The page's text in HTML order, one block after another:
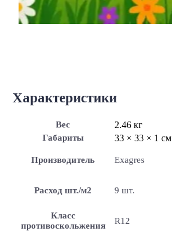
Характеристики
Вес 2.46 кг
Габариты 33 × 33 × 1 см
Производитель Exagres
Расход шт./м2 9 шт.
Класс
противоскольжения
R12